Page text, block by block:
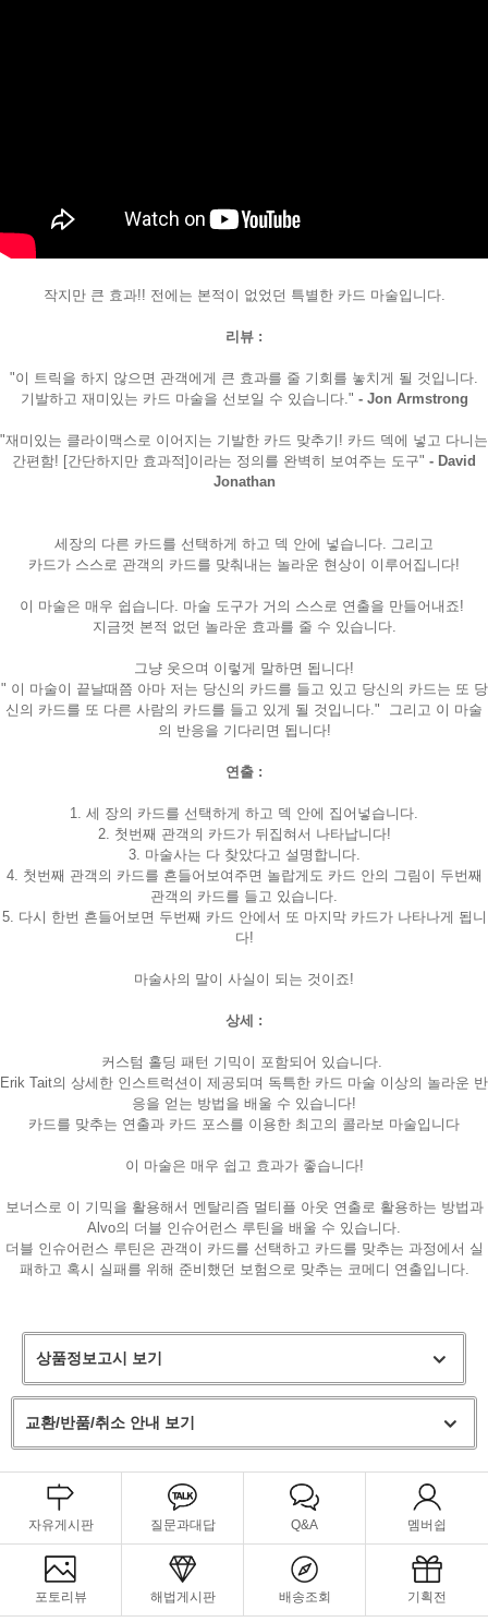
작지만 큰 효과!! 전에는 본적이 없었던 특별한 카드 마술입니다.
리뷰 :
"이 트릭을 하지 않으면 관객에게 큰 효과를 줄 기회를 놓치게 될 것입니다.
기발하고 재미있는 카드 마술을 선보일 수 있습니다." - Jon Armstrong
"재미있는 클라이맥스로 이어지는 기발한 카드 맞추기! 카드 덱에 넣고 다니는
간편함! [간단하지만 효과적]이라는 정의를 완벽히 보여주는 도구" - David
Jonathan
세장의 다른 카드를 선택하게 하고 덱 안에 넣습니다. 그리고
카드가 스스로 관객의 카드를 맞춰내는 놀라운 현상이 이루어집니다!
이 마술은 매우 쉽습니다. 마술 도구가 거의 스스로 연출을 만들어내죠!
지금껏 본적 없던 놀라운 효과를 줄 수 있습니다.
그냥 웃으며 이렇게 말하면 됩니다!
" 이 마술이 끝날때쯤 아마 저는 당신의 카드를 들고 있고 당신의 카드는 또 당
신의 카드를 또 다른 사람의 카드를 들고 있게 될 것입니다." 그리고 이 마술
의 반응을 기다리면 됩니다!
연출 :
1. 세 장의 카드를 선택하게 하고 덱 안에 집어넣습니다.
2. 첫번째 관객의 카드가 뒤집혀서 나타납니다!
3. 마술사는 다 찾았다고 설명합니다.
4. 첫번째 관객의 카드를 흔들어보여주면 놀랍게도 카드 안의 그림이 두번째
관객의 카드를 들고 있습니다.
5. 다시 한번 흔들어보면 두번째 카드 안에서 또 마지막 카드가 나타나게 됩니
다!
마술사의 말이 사실이 되는 것이죠!
상세 :
커스텀 홀딩 패턴 기믹이 포함되어 있습니다.
Erik Tait의 상세한 인스트럭션이 제공되며 독특한 카드 마술 이상의 놀라운 반
응을 얻는 방법을 배울 수 있습니다!
카드를 맞추는 연출과 카드 포스를 이용한 최고의 콜라보 마술입니다
이 마술은 매우 쉽고 효과가 좋습니다!
보너스로 이 기믹을 활용해서 멘탈리즘 멀티플 아웃 연출로 활용하는 방법과
Alvo의 더블 인슈어런스 루틴을 배울 수 있습니다.
더블 인슈어런스 루틴은 관객이 카드를 선택하고 카드를 맞추는 과정에서 실
패하고 혹시 실패를 위해 준비했던 보험으로 맞추는 코메디 연출입니다.
상품정보고시 보기
교환/반품/취소 안내 보기
자유게시판 질문과대답 Q&A 멤버쉽
포토리뷰 해법게시판 배송조회 기획전